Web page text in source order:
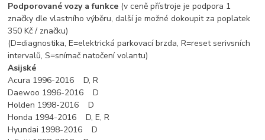
Podporované vozy a funkce (v ceně přístroje je podpora 1
značky dle vlastního výběru, další je možné dokoupit za poplatek
350 Kč / značku)
(D=diagnostika, E=elektrická parkovací brzda, R=reset serivsních
intervalů, S=snímač natočení volantu)
Asijské
Acura 1996-2016 D, R
Daewoo 1996-2016 D
Holden 1998-2016 D
Honda 1994-2016 D, E, R
Hyundai 1998-2016 D